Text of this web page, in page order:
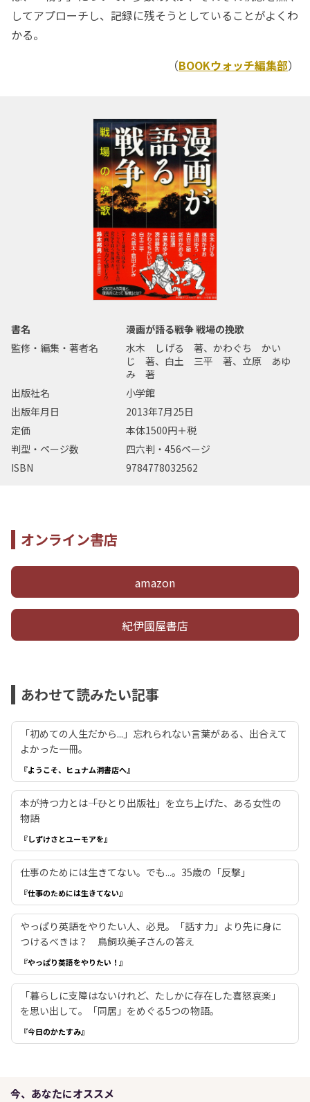
してアプローチし、記録に残そうとしていることがよくわ
かる。
（BOOKウォッチ編集部）
書名
漫画が語る戦争 戦場の挽歌
監修・編集・著者名
水木 しげる 著、かわぐち かい
じ 著、白土 三平 著、立原 あゆ
み 著
出版社名
小学館
出版年月日
2013年7月25日
定価
本体1500円＋税
判型・ページ数
四六判・456ページ
ISBN
9784778032562
オンライン書店
amazon
紀伊國屋書店
あわせて読みたい記事
「初めての人生だから...」忘れられない言葉がある、出合えて
よかった一冊。
『ようこそ、ヒュナム洞書店へ』
本が持つ力とは――「ひとり出版社」を立ち上げた、ある女性の
物語
『しずけさとユーモアを』
仕事のためには生きてない。でも...。35歳の「反撃」
『仕事のためには生きてない』
やっぱり英語をやりたい人、必見。「話す力」より先に身に
つけるべきは？ 鳥飼玖美子さんの答え
『やっぱり英語をやりたい！』
「暮らしに支障はないけれど、たしかに存在した喜怒哀楽」
を思い出して。「同居」をめぐる5つの物語。
『今日のかたすみ』
今、あなたにオススメ